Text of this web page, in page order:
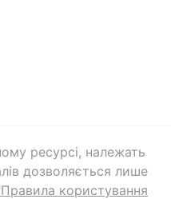
ресурсі, належать
дозволяється лише
користування